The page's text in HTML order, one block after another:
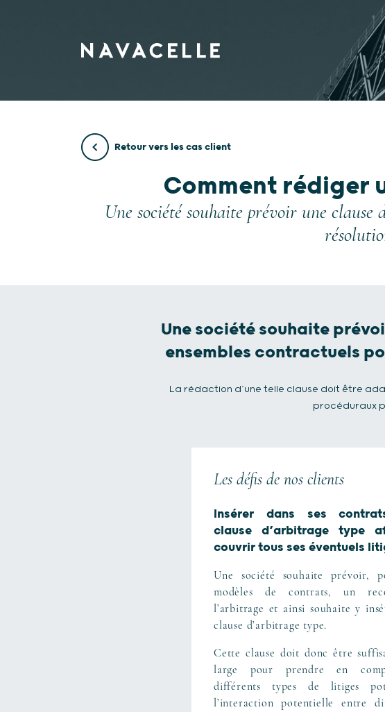
Retour vers les cas client
Comment rédiger
Une société souhaite prévoir une clause
Une société souhaite
ensembles contractuels
La rédaction d’une telle clause doit être
procéduraux
Les défis de nos clients
Insérer dans ses
clause d’arbitrage type
couvrir tous ses éventuels
Une société souhaite prévoir,
modèles de contrats, un
l’arbitrage et ainsi souhaite y
clause d’arbitrage type.
Cette clause doit donc être
large pour prendre en
différents types de litiges
l’interaction potentielle entre